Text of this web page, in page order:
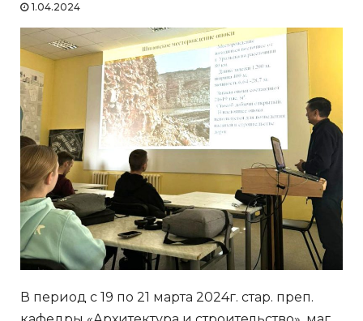
1.04.2024
В период с 19 по 21 марта 2024г. стар. преп.